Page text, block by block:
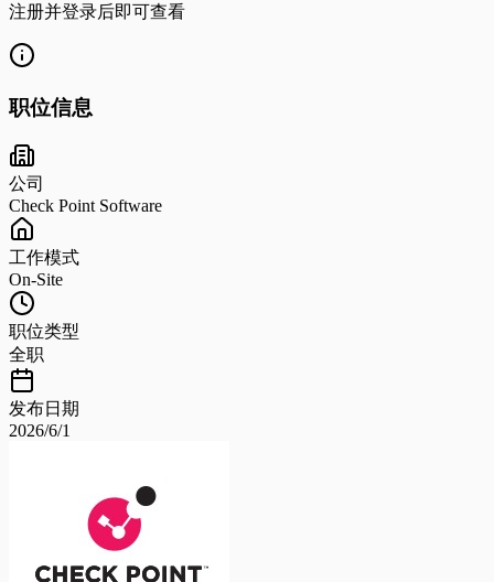
注册并登录后即可查看
职位信息
公司
Check Point Software
工作模式
On-Site
职位类型
全职
发布日期
2026/6/1